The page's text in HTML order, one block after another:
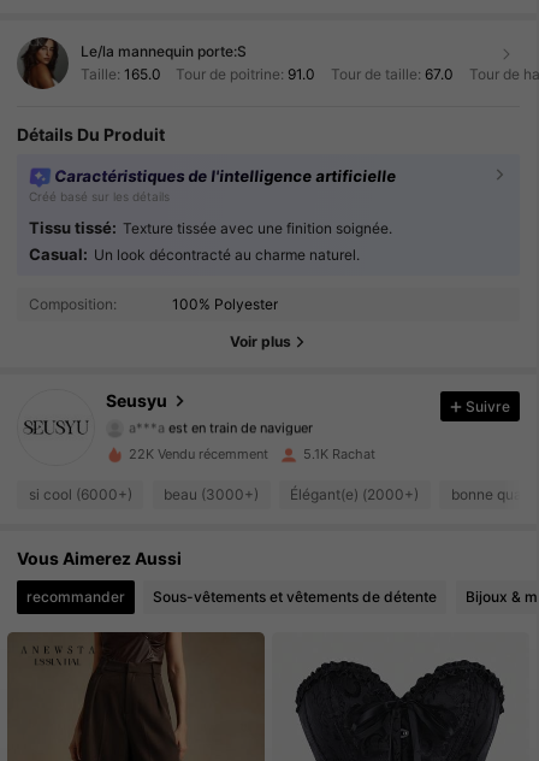
Le/la mannequin porte:S
Taille: 165.0 Tour de poitrine: 91.0 Tour de taille: 67.0 Tour de
Détails Du Produit
Caractéristiques de l'intelligence artificielle
Créé basé sur les détails
Tissu tissé: Texture tissée avec une finition soignée.
Casual: Un look décontracté au charme naturel.
Composition: 100% Polyester
Voir plus
Seusyu
26K Suiveurs
a***a est en train de naviguer
4.92
26K Suiveurs
4.92 26K Suiveurs
4.92 26K Suiveurs
4.92
26K Suiveurs
26K Suiveurs
Suivre
22K Vendu récemment 5.1K Rachat
si cool (6000+) beau (3000+) Élégant(e) (2000+) bonne
Vous Aimerez Aussi
recommander Sous-vêtements et vêtements de détente Bijoux &